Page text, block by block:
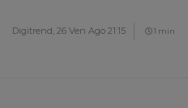
Digitrend, 26 Ven Ago 21:15 1 min